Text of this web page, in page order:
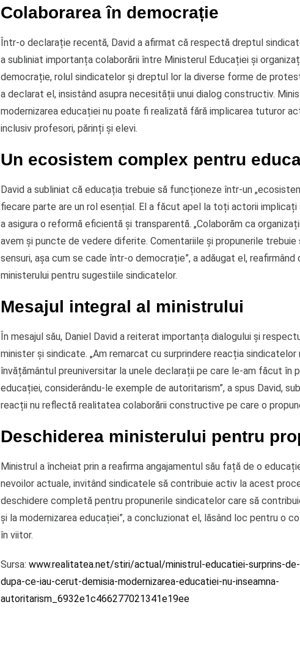
Colaborarea în democrație
Într-o declarație recentă, David a afirmat că respectă dreptul
a subliniat importanța colaborării între Ministerul Educației și
democrație, rolul sindicatelor și dreptul lor la diverse forme de
a declarat el, insistând asupra necesității unui dialog constructiv.
modernizarea educației nu poate fi realizată fără implicarea tuturor
inclusiv profesori, părinți și elevi.
Un ecosistem complex pentru
David a subliniat că educația trebuie să funcționeze într-un
fiecare parte are un rol esențial. El a făcut apel la toți actorii
a asigura o reformă eficientă și transparentă. „Colaborăm ca
avem și puncte de vedere diferite. Comentariile și propunerile trebuie
sensuri, așa cum se cade într-o democrație”, a adăugat el, reafirmând
ministerului pentru sugestiile sindicatelor.
Mesajul integral al ministrului
În mesajul său, Daniel David a reiterat importanța dialogului și
minister și sindicate. „Am remarcat cu surprindere reacția
învățământul preuniversitar la unele declarații pe care le-am făcut în
educației, considerându-le exemple de autoritarism”, a spus David,
reacții nu reflectă realitatea colaborării constructive pe care o
Deschiderea ministerului pentru
Ministrul a încheiat prin a reafirma angajamentul său față de o
nevoilor actuale, invitând sindicatele să contribuie activ la acest
deschidere completă pentru propunerile sindicatelor care să
și la modernizarea educației”, a concluzionat el, lăsând loc pentru o
în viitor.
Sursa: www.realitatea.net/stiri/actual/ministrul-educatiei-surprins-
dupa-ce-iau-cerut-demisia-modernizarea-educatiei-nu-inseamna-
autoritarism_6932e1c466277021341e19ee